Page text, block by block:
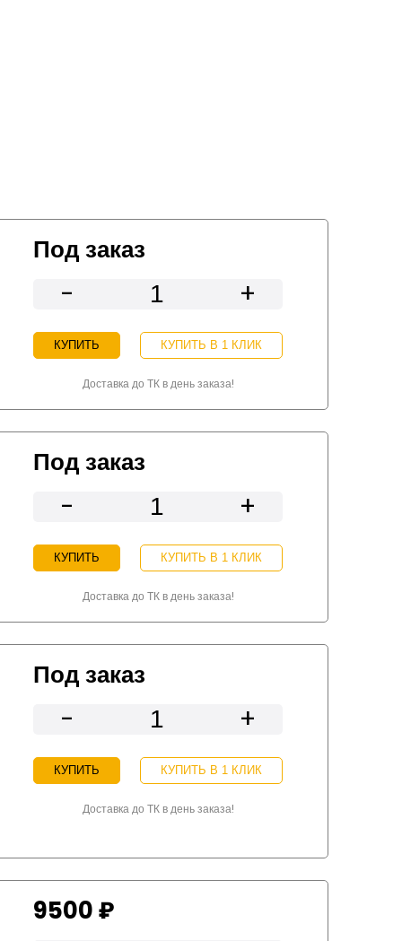
Под заказ
- +
КУПИТЬ КУПИТЬ В 1 КЛИК
Доставка до ТК в день заказа!
Под заказ
- +
КУПИТЬ КУПИТЬ В 1 КЛИК
Доставка до ТК в день заказа!
Под заказ
- +
КУПИТЬ КУПИТЬ В 1 КЛИК
Доставка до ТК в день заказа!
9500 ₽